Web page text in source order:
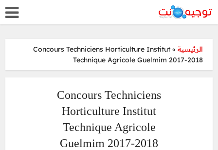
الرئيسية »
Concours Techniciens Horticulture Institut
Technique Agricole Guelmim 2017-2018
Concours Techniciens
Horticulture Institut
Technique Agricole
Guelmim 2017-2018